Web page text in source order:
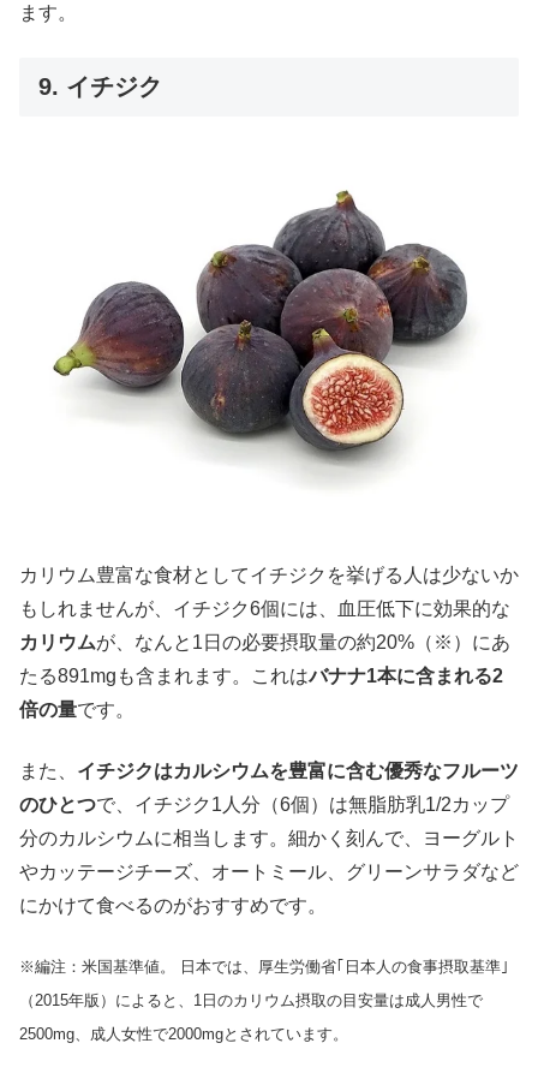
ます。
9. イチジク
カリウム豊富な食材としてイチジクを挙げる人は少ないか
もしれませんが、イチジク6個には、血圧低下に効果的な
カリウムが、なんと1日の必要摂取量の約20%（※）にあ
たる891mgも含まれます。これはバナナ1本に含まれる2
倍の量です。
また、 イチジクはカルシウムを豊富に含む優秀なフルーツ
のひとつで、イチジク1人分（6個）は無脂肪乳1/2カップ
分のカルシウムに相当します。細かく刻んで、ヨーグルト
やカッテージチーズ、オートミール、グリーンサラダなど
にかけて食べるのがおすすめです。
※編注：米国基準値。 日本では、厚生労働省｢日本人の食事摂取基準｣
（2015年版）によると、1日のカリウム摂取の目安量は成人男性で
2500mg、成人女性で2000mgとされています。